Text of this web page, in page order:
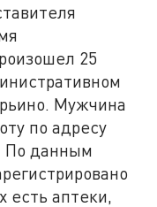
25
Мужчина
по адресу
По данным
есть аптеки,